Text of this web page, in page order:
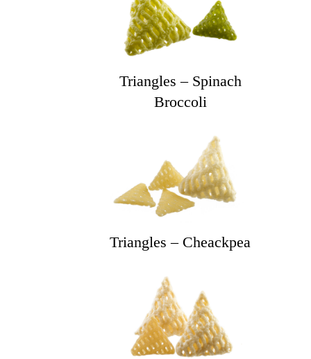
Triangles – Spinach
Broccoli
Triangles – Cheackpea